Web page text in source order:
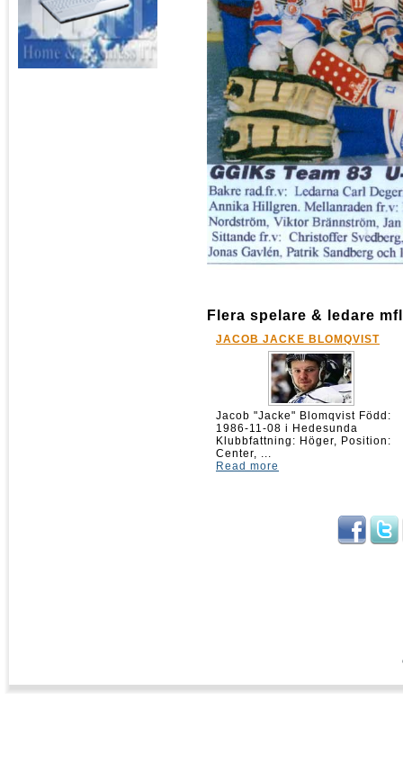
Flera spelare & ledare mfl
JACOB JACKE BLOMQVIST
Jacob "Jacke" Blomqvist Född:
1986-11-08 i Hedesunda
Klubbfattning: Höger, Position:
Center, ...
Read more